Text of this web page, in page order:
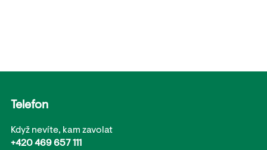
Telefon
Když nevíte, kam zavolat
+420 469 657 111